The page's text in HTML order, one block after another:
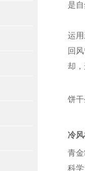
是
运
回
却
饼
冷
青
科